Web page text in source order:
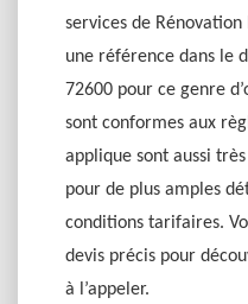
services de
une référence dans le
72600 pour ce genre
sont conformes aux
applique sont aussi
pour de plus amples
conditions tarifaires.
devis précis pour
à l’appeler.